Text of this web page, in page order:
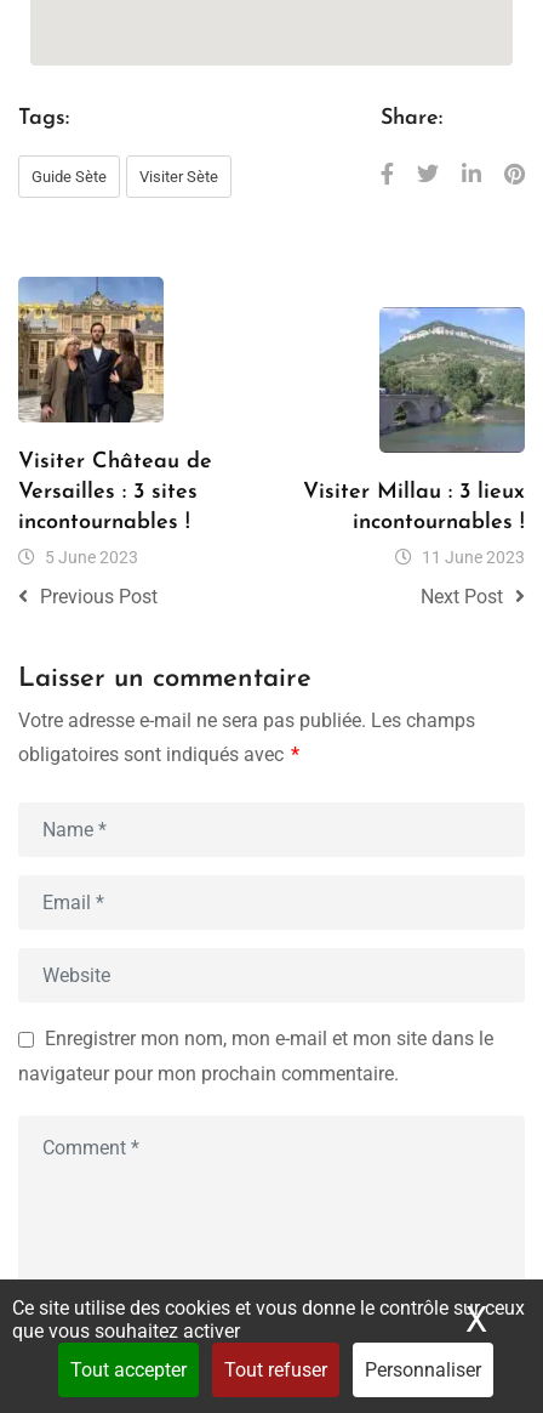
Ce site utilise des cookies et vous donne le contrôle sur ceux
que vous souhaitez activer
Tout accepter
Tout refuser Personnaliser
X
Tags:
Guide Sète Visiter Sète
Share:
Visiter Château de
Versailles : 3 sites
incontournables !
5 June 2023
Previous Post
Visiter Millau : 3 lieux
incontournables !
11 June 2023
Next Post
Laisser un commentaire
Votre adresse e-mail ne sera pas publiée. Les champs
obligatoires sont indiqués avec *
Enregistrer mon nom, mon e-mail et mon site dans le
navigateur pour mon prochain commentaire.